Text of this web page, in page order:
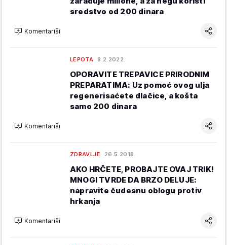
sredstvo od 200 dinara
Komentariši
LEPOTA 8.2.2022.
OPORAVITE TREPAVICE PRIRODNIM
PREPARATIMA: Uz pomoć ovog ulja
regenerisaćete dlačice, a košta
samo 200 dinara
Komentariši
ZDRAVLJE 26.5.2018.
AKO HRČETE, PROBAJTE OVAJ TRIK!
MNOGI TVRDE DA BRZO DELUJE:
napravite čudesnu oblogu protiv
hrkanja
Komentariši